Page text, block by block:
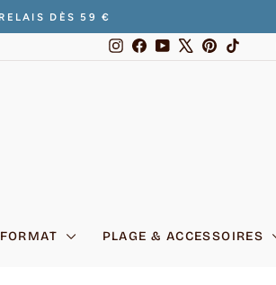
DÈS 59 €
Instagram
FacebookYouTubePinterest
TikTok
PLAGE & ACCESSOIRES